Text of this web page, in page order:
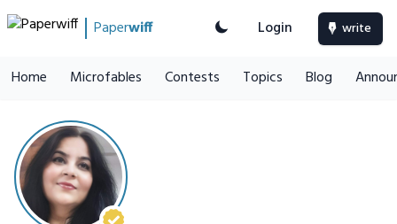
Paperwiff Login write
Home Microfables Contests Topics Blog